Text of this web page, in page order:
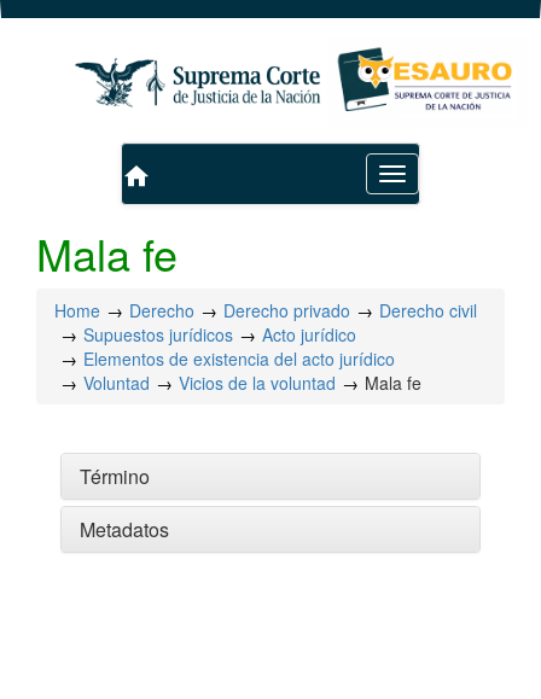
Toggle
navigation
home
Mala fe
Home Derecho Derecho privado
Derecho civil
Supuestos jurídicos
Acto jurídico
Elementos de existencia del acto jurídico
Voluntad
Vicios de la voluntad Mala fe
Término
Metadatos